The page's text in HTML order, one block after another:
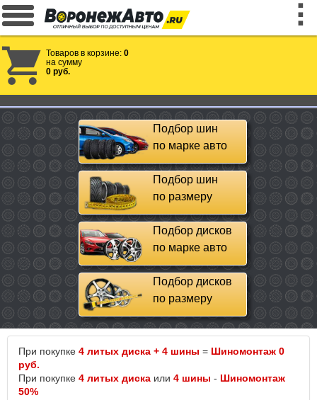
Товаров в корзине: 0
на сумму
0 руб.
Подбор шин
по марке авто
Подбор шин
по размеру
Подбор дисков
по марке авто
Подбор дисков
по размеру
При покупке 4 литых диска + 4 шины = Шиномонтаж 0
руб.
При покупке 4 литых диска или 4 шины - Шиномонтаж
50%